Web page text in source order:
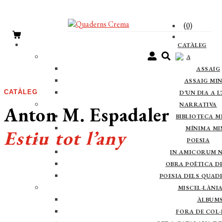
(0)
CATÀLEG
ASSAIG
ASSAIG
ASSAIG
D’UN DIA A
NARRATIVA
BIBLIOTECA
MÍNIMA
POESIA
IN AMICORUM
OBRA POÈTICA
POESIA DELS
FORA DE
CATÀLEG
Anton M. Espadaler
Estiu tot l’any